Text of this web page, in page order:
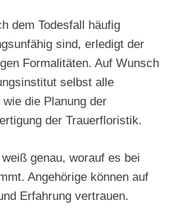
dem Todesfall häufig
sind, erledigt der
Formalitäten. Auf Wunsch
selbst alle
die Planung der
der Trauerfloristik.
genau, worauf es bei
Angehörige können auf
Erfahrung vertrauen.